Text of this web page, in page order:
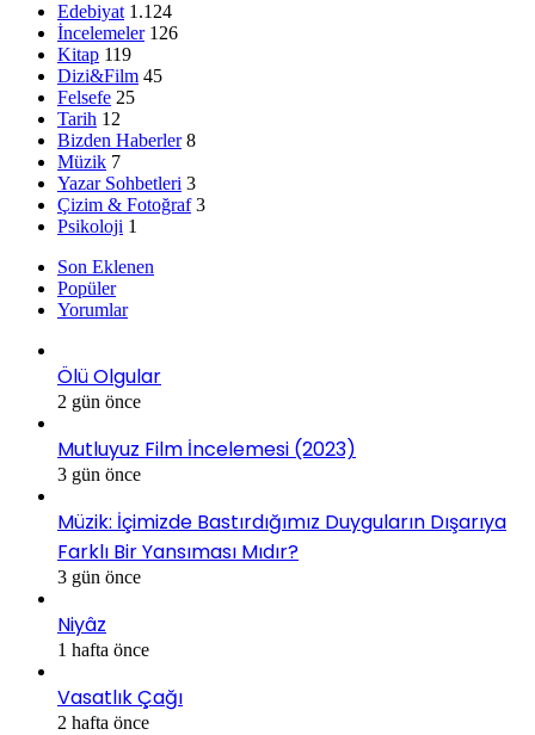
Edebiyat 1.124
İncelemeler 126
Kitap 119
Dizi&Film 45
Felsefe 25
Tarih 12
Bizden Haberler 8
Müzik 7
Yazar Sohbetleri 3
Çizim & Fotoğraf 3
Psikoloji 1
Son Eklenen
Popüler
Yorumlar
Ölü Olgular
2 gün önce
Mutluyuz Film İncelemesi (2023)
3 gün önce
Müzik: İçimizde Bastırdığımız Duyguların Dışarıya
Farklı Bir Yansıması Mıdır?
3 gün önce
Niyâz
1 hafta önce
Vasatlık Çağı
2 hafta önce